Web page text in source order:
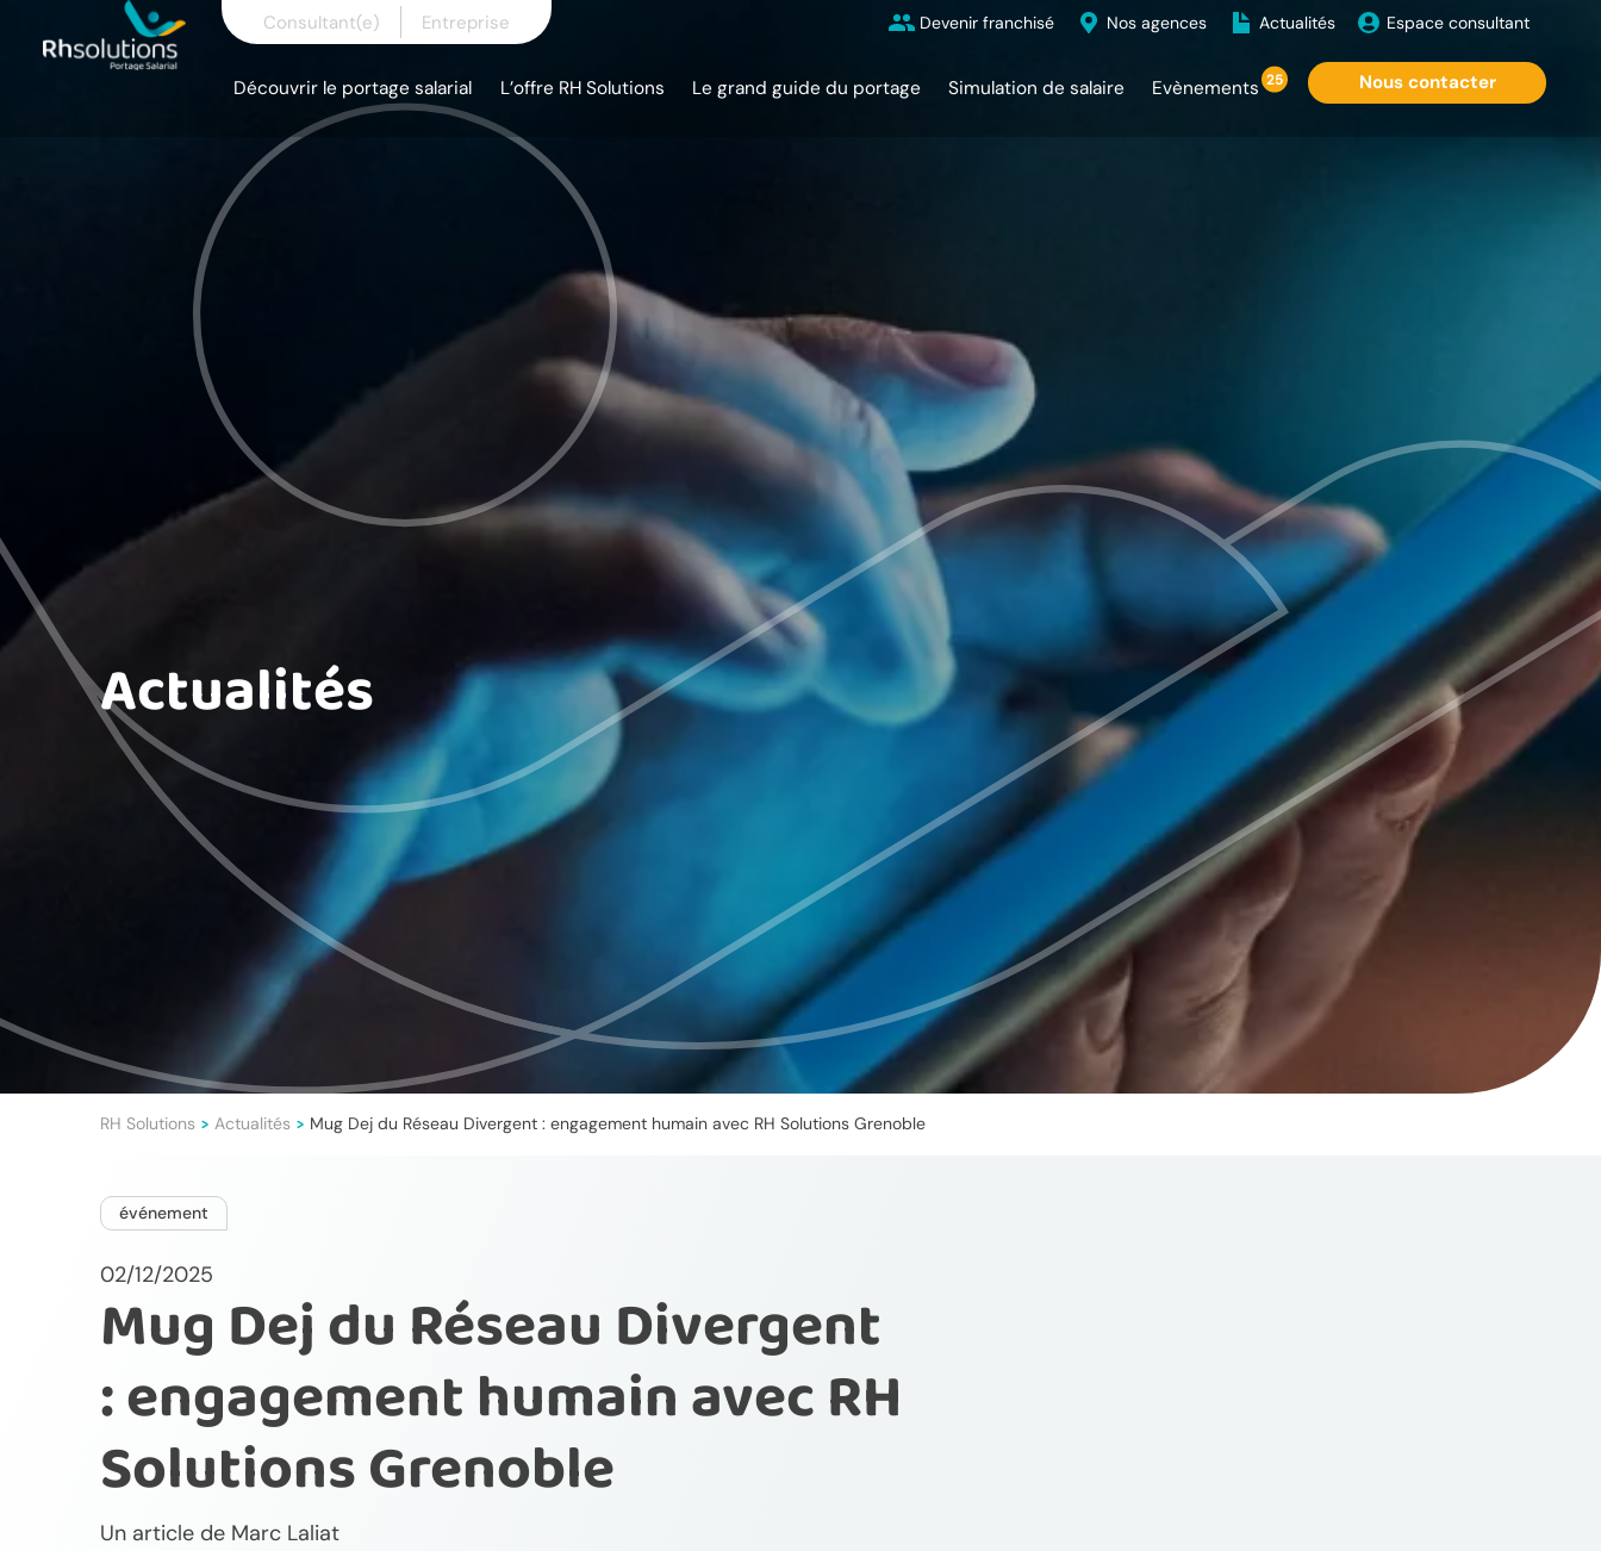
Consultant(e) Entreprise Devenir franchisé Nos agences Actualités Espace consultant
Découvrir le portage salarial L’offre RH Solutions Le grand guide du portage Simulation de salaire Evènements 25 Nous contacter
Actualités
RH Solutions > Actualités > Mug Dej du Réseau Divergent : engagement humain avec RH Solutions Grenoble
événement
02/12/2025
Mug Dej du Réseau Divergent
: engagement humain avec RH
Solutions Grenoble
Un article de Marc Laliat